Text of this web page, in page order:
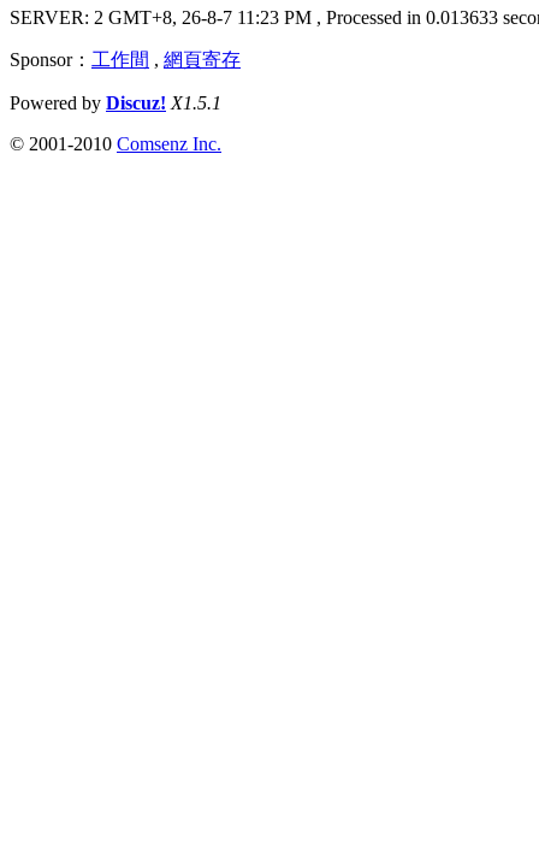
SERVER: 2 GMT+8, 26-8-7 11:23 PM , Processed in 0.013633
Sponsor： 工作間 , 網頁寄存
Powered by Discuz! X1.5.1
© 2001-2010 Comsenz Inc.